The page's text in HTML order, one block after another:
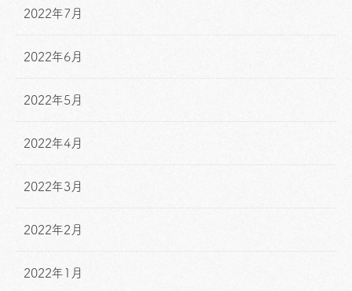
2022年7月
2022年6月
2022年5月
2022年4月
2022年3月
2022年2月
2022年1月